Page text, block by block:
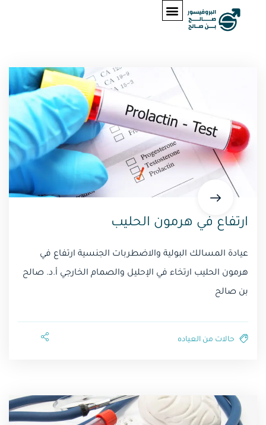
ارتفاع في هرمون الحليب
عيادة المسالك البولية والاضطربات الجنسية ارتفاع في
هرمون الحليب ارتخاء في الإحليل والصمام الخارجي أ.د. صالح
بن صالح
حالات من العياده⁩